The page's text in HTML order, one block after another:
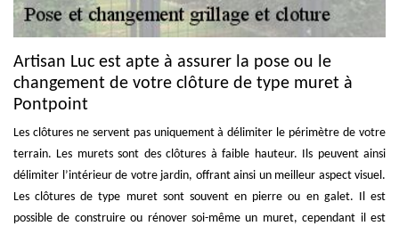
Artisan Luc est apte à assurer la pose ou le
changement de votre clôture de type muret à
Pontpoint
Les clôtures ne servent pas uniquement à délimiter le périmètre de votre
terrain. Les murets sont des clôtures à faible hauteur. Ils peuvent ainsi
délimiter l’intérieur de votre jardin, offrant ainsi un meilleur aspect visuel.
Les clôtures de type muret sont souvent en pierre ou en galet. Il est
possible de construire ou rénover soi-même un muret, cependant il est